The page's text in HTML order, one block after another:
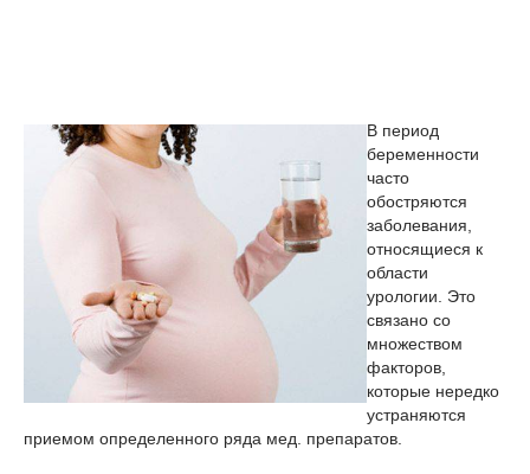
В период
беременности
часто
обостряются
заболевания,
относящиеся к
области
урологии. Это
связано со
множеством
факторов,
которые нередко
устраняются
приемом определенного ряда мед. препаратов.